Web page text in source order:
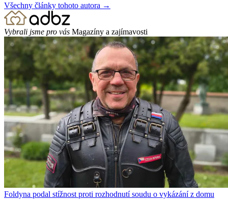
Všechny články tohoto autora →
Vybrali jsme pro vás Magazíny a zajímavosti
Foldyna podal stížnost proti rozhodnutí soudu o vykázání z domu